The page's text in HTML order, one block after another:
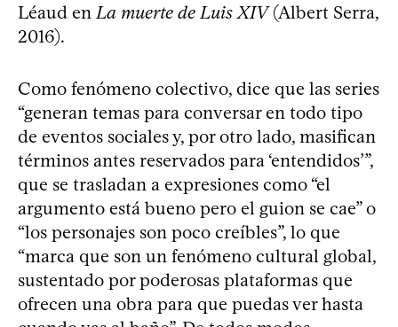
Léaud enLa muerte de Luis XIV(Albert Serra,
2016).
Como fenómeno colectivo, dice que las series
“generan temas para conversar en todo tipo
de eventos sociales y, por otro lado, masifican
términos antes reservados para ‘entendidos’”,
que se trasladan a expresiones como “el
argumento está bueno pero el guion se cae” o
“los personajes son poco creíbles”, lo que
“marca que son un fenómeno cultural global,
sustentado por poderosas plataformas que
ofrecen una obra para que puedas ver hasta